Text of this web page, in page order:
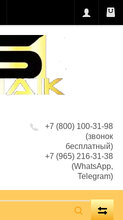
+7 (800) 100-31-98
(звонок
бесплатный)
+7 (965) 216-31-38
(WhatsApp,
Telegram)